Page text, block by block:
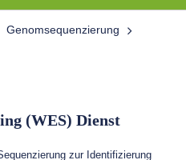
Genomsequenzierung
(WES) Dienst
zur Identifizierung